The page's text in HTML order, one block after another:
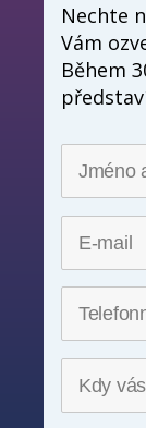
Nechte
Vám
Během